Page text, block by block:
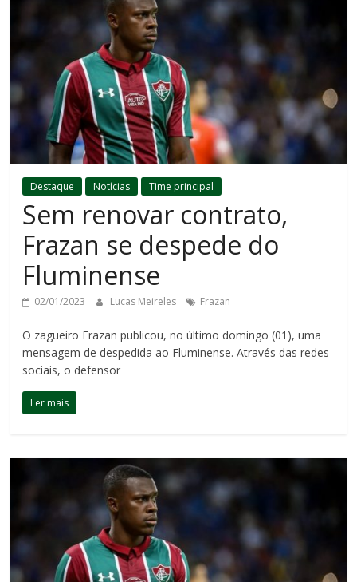
Destaque Notícias Time principal
Sem renovar contrato,
Frazan se despede do
Fluminense
02/01/2023 Lucas Meireles Frazan
O zagueiro Frazan publicou, no último domingo (01), uma
mensagem de despedida ao Fluminense. Através das redes
sociais, o defensor
Ler mais